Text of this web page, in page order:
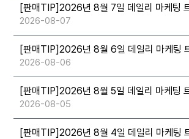
[판매TIP]2026년 8월 7일 데일리 마케팅
2026-08-07
[판매TIP]2026년 8월 6일 데일리 마케팅
2026-08-06
[판매TIP]2026년 8월 5일 데일리 마케팅
2026-08-05
[판매TIP]2026년 8월 4일 데일리 마케팅